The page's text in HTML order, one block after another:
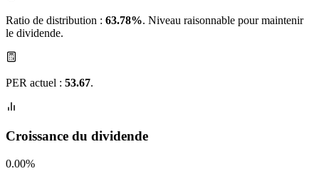
Ratio de distribution : 63.78%. Niveau raisonnable pour maintenir
le dividende.
PER actuel : 53.67.
Croissance du dividende
0.00%